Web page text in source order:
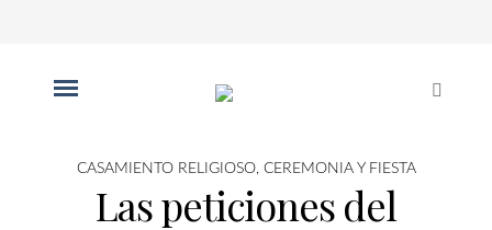
CASAMIENTO RELIGIOSO, CEREMONIA Y FIESTA
Las peticiones del